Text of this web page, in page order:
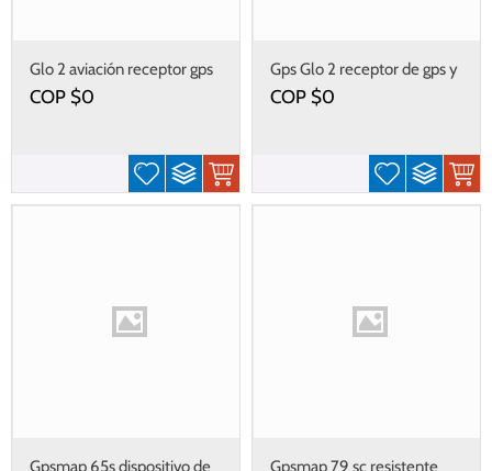
Glo 2 aviación receptor gps
y glonass info de posición
precisa dispositivos móviles
COP $0
Gps Glo 2 receptor de gps y
glonass posición precisa en
dispositivos móviles
COP $0
Gpsmap 65s dispositivo de
Gpsmap 79 sc resistente